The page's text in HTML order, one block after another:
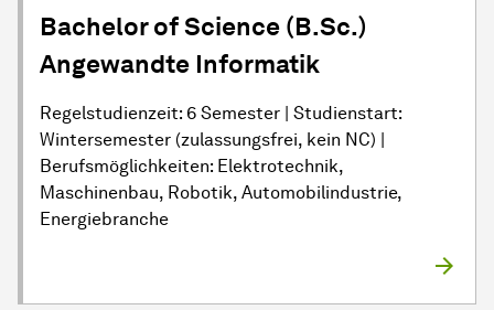
Bachelor of Science (B.Sc.)
Angewandte Informatik
Regelstudienzeit: 6 Semester | Studienstart:
Wintersemester (zulassungsfrei, kein NC) |
Berufsmöglichkeiten: Elektrotechnik,
Maschinenbau, Robotik, Automobilindustrie,
Energiebranche